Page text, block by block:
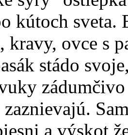
kútoch
kravy, ovce s
stádo
a výskot